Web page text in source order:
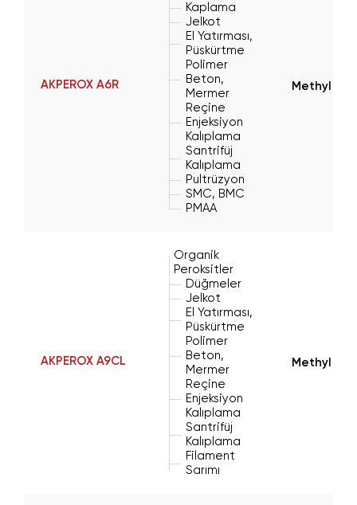
AKPEROX A6R
Kaplama
Jelkot
El Yatırması,
Püskürtme
Polimer
Beton,
Mermer
Reçine
Enjeksiyon
Kalıplama
Santrifüj
Kalıplama
Pultrüzyon
SMC, BMC
PMAA
Methyl
AKPEROX A9CL
Organik
Peroksitler
Düğmeler
Jelkot
El Yatırması,
Püskürtme
Polimer
Beton,
Mermer
Reçine
Enjeksiyon
Kalıplama
Santrifüj
Kalıplama
Filament
Sarımı
Methyl